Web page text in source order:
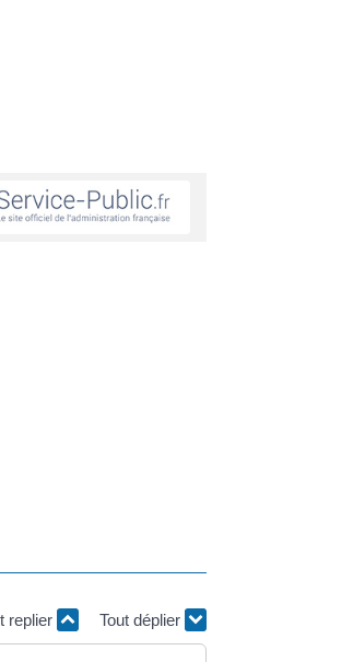
replier Tout déplier